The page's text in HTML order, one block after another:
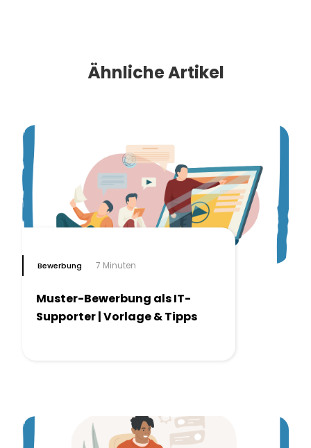
Ähnliche Artikel
Bewerbung 7 Minuten
Muster-Bewerbung als IT-
Supporter | Vorlage & Tipps